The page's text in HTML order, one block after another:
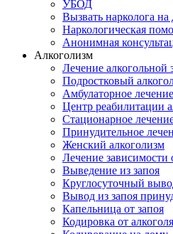
УБОД
Вызвать нарколога на
Наркологическая
Анонимная
Алкоголизм
Лечение алкогольной
Подростковый
Амбулаторное
Центр реабилитации
Стационарное
Принудительное
Женский алкоголизм
Лечение зависимости
Выведение из запоя
Круглосуточный
Вывод из запоя
Капельница от запоя
Кодировка от алкоголя